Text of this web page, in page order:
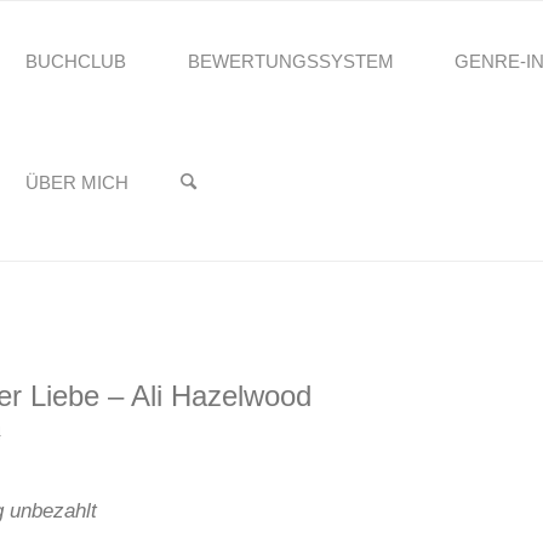
♥️
BUCHCLUB BEWERTUNGSSYSTEM GENRE-
ÜBER MICH
Liebe – Ali Hazelwood
unbezahlt